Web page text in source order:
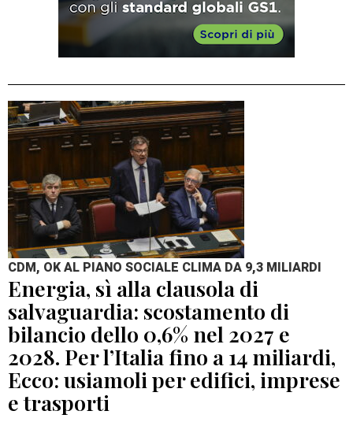
CDM, OK AL PIANO SOCIALE CLIMA DA 9,3 MILIARDI
Energia, sì alla clausola di
salvaguardia: scostamento di
bilancio dello 0,6% nel 2027 e
2028. Per l’Italia fino a 14 miliardi,
Ecco: usiamoli per edifici, imprese
e trasporti